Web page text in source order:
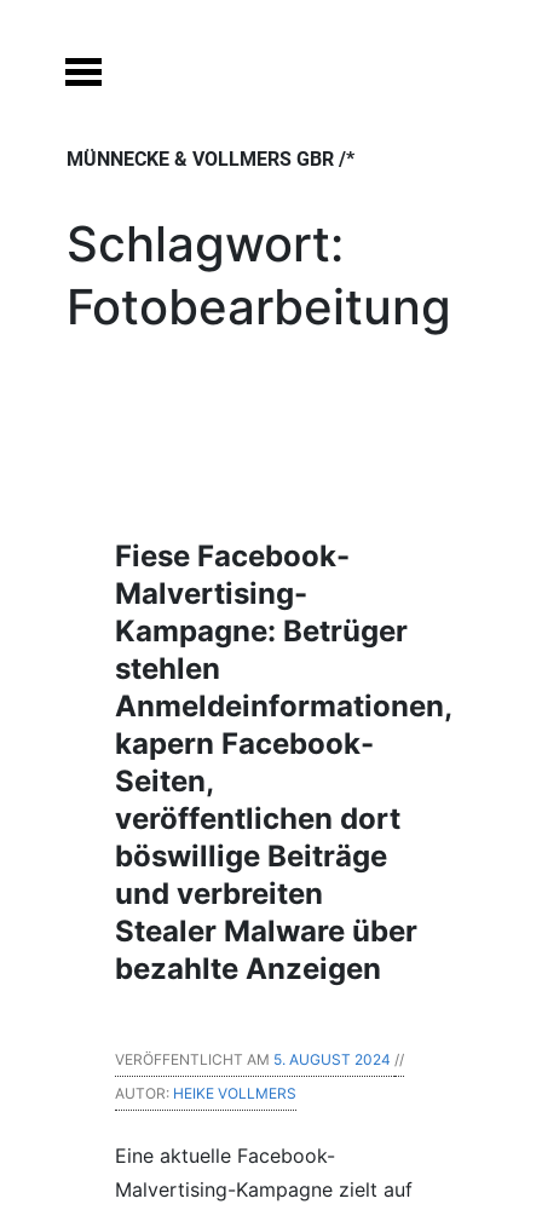
content
MÜNNECKE & VOLLMERS GBR /*
Schlagwort:
Fotobearbeitung
Fiese Facebook-
Malvertising-
Kampagne: Betrüger
stehlen
Anmeldeinformationen,
kapern Facebook-
Seiten,
veröffentlichen dort
böswillige Beiträge
und verbreiten
Stealer Malware über
bezahlte Anzeigen
VERÖFFENTLICHT AM 5. AUGUST 2024 //
AUTOR: HEIKE VOLLMERS
Eine aktuelle Facebook-
Malvertising-Kampagne zielt auf